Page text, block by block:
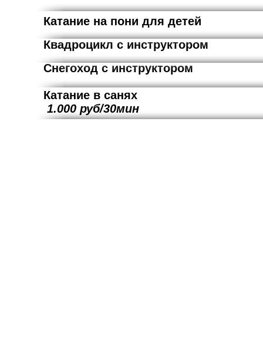
Катание на пони для детей
Квадроцикл с
Снегоход с
Катание
1.000 руб/30мин